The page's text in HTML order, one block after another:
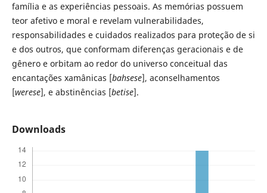
família e as experiências pessoais. As memórias possuem
teor afetivo e moral e revelam vulnerabilidades,
responsabilidades e cuidados realizados para proteção de si
e dos outros, que conformam diferenças geracionais e de
gênero e orbitam ao redor do universo conceitual das
encantações xamânicas [bahsese], aconselhamentos
[werese], e abstinências [betise].
Downloads